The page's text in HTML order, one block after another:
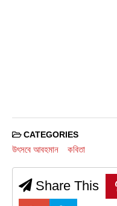
CATEGORIES
উৎসবে আবহমান কবিতা
Share This